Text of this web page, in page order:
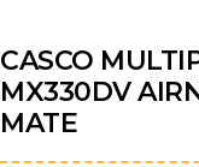
CASCO
MX330DV
MATE